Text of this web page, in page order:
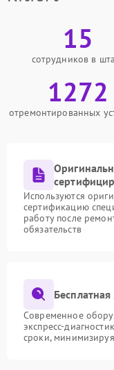
15
сотрудников в
1272
отремонтированных
Используются
сертификацию
работу после
обязательств
Современное
экспресс-
сроки,